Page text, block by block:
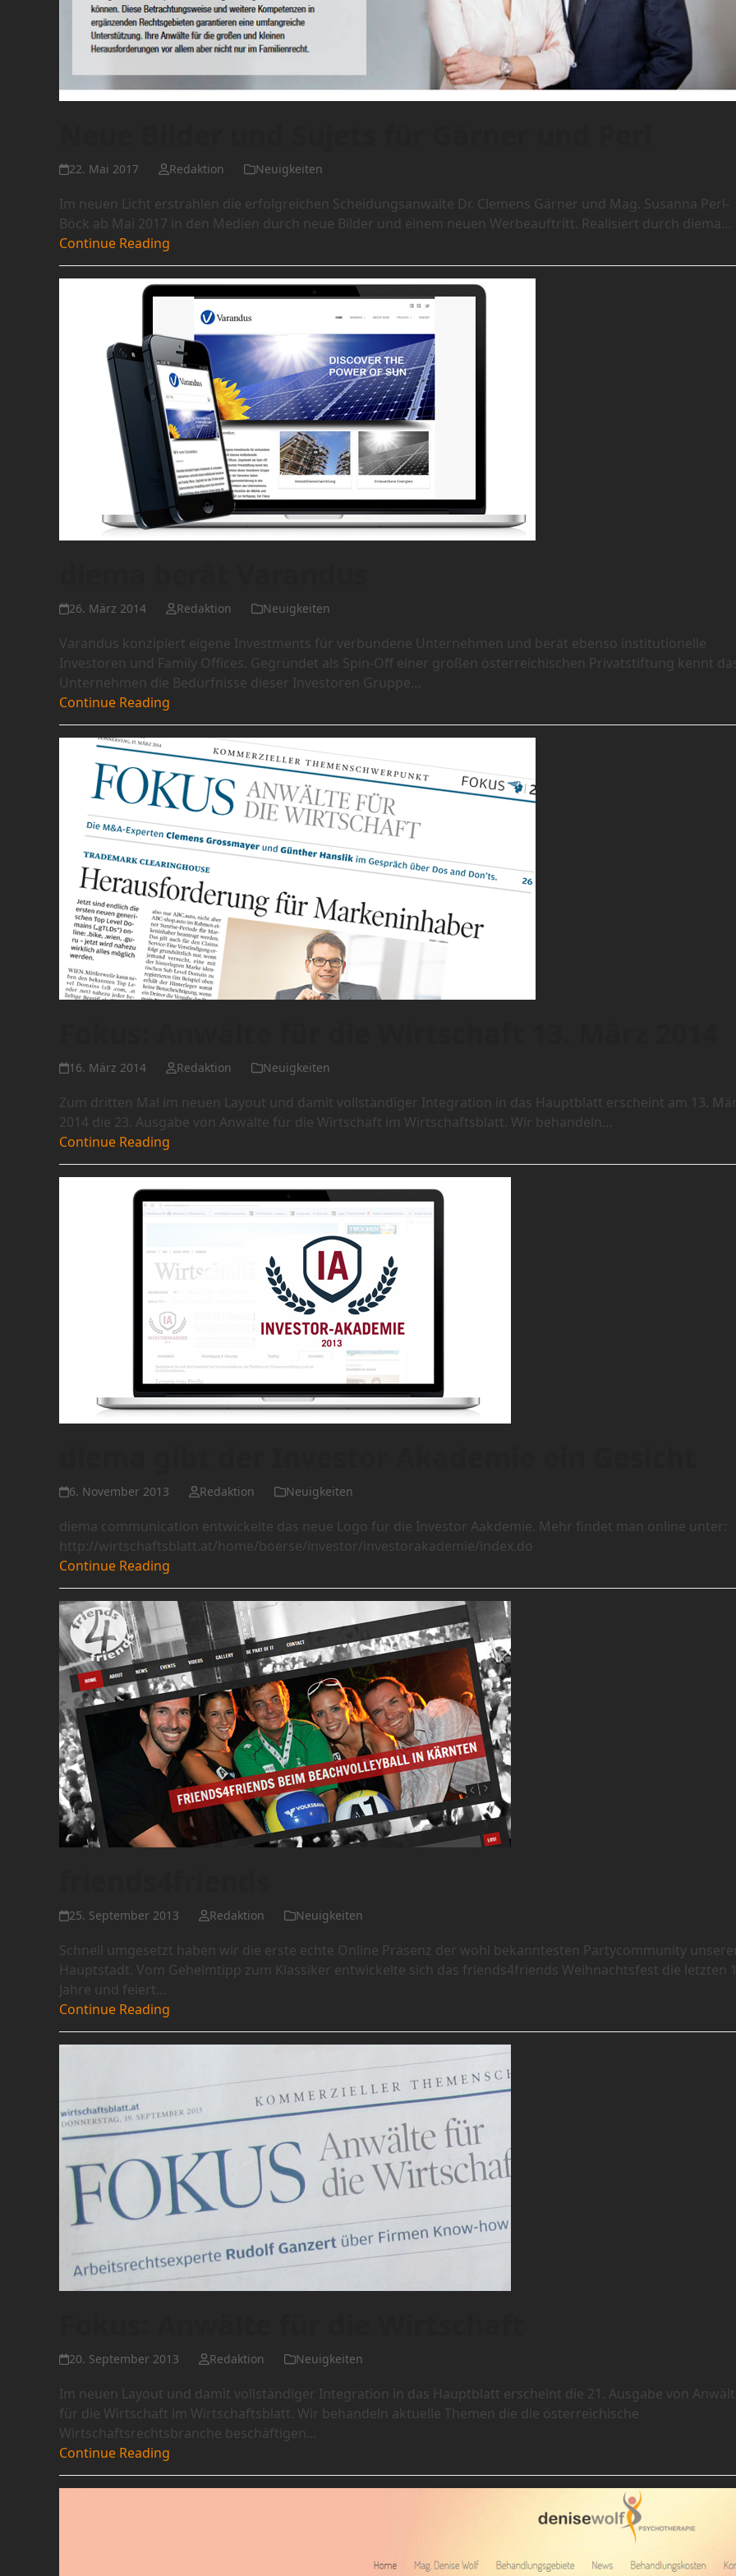
22. Mai 2017 Redaktion Neuigkeiten
Im neuen Licht erstrahlen die erfolgreichen Scheidungsanwälte Dr. Clemens Gärner und Mag. Susanna Perl-
Böck ab Mai 2017 in den Medien durch neue Bilder und einem neuen Werbeauftritt. Realisiert durch diema…
Continue Reading
26. März 2014 Redaktion Neuigkeiten
Varandus konzipiert eigene Investments für verbundene Unternehmen und berät ebenso institutionelle
Investoren und Family Offices. Gegründet als Spin-Off einer großen österreichischen Privatstiftung kennt
Unternehmen die Bedürfnisse dieser Investoren Gruppe…
Continue Reading
16. März 2014 Redaktion Neuigkeiten
Zum dritten Mal im neuen Layout und damit vollständiger Integration in das Hauptblatt erscheint am 13.
2014 die 23. Ausgabe von Anwälte für die Wirtschaft im Wirtschaftsblatt. Wir behandeln…
Continue Reading
6. November 2013 Redaktion Neuigkeiten
diema communication entwickelte das neue Logo für die Investor Aakdemie. Mehr findet man online unter:
http://wirtschaftsblatt.at/home/boerse/investor/investorakademie/index.do
Continue Reading
25. September 2013 Redaktion Neuigkeiten
Schnell umgesetzt haben wir die erste echte Online Präsenz der wohl bekanntesten Partycommunity
Hauptstadt. Vom Geheimtipp zum Klassiker entwickelte sich das friends4friends Weihnachtsfest die letzten
Jahre und feiert…
Continue Reading
20. September 2013 Redaktion Neuigkeiten
Im neuen Layout und damit vollständiger Integration in das Hauptblatt erscheint die 21. Ausgabe von
für die Wirtschaft im Wirtschaftsblatt. Wir behandeln aktuelle Themen die die österreichische
Wirtschaftsrechtsbranche beschäftigen…
Continue Reading